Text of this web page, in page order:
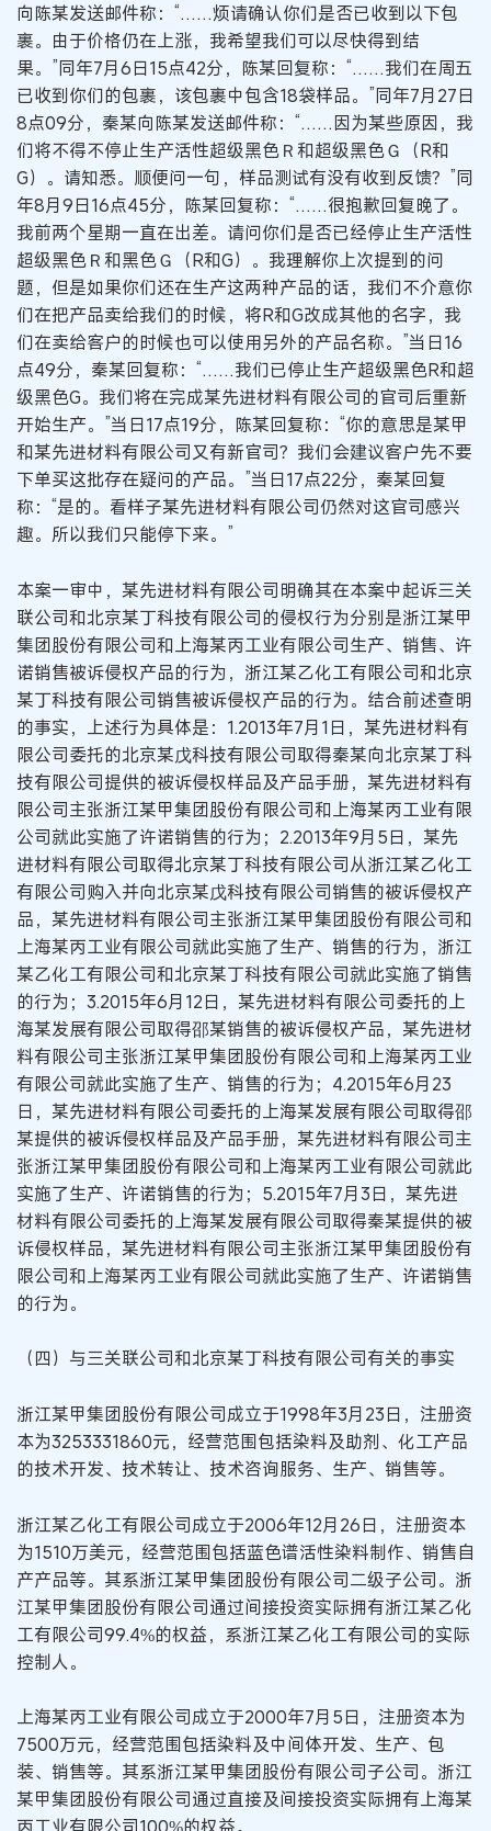
向陈某发送邮件称：“……烦请确认你们是否已收到以下包
裹。由于价格仍在上涨，我希望我们可以尽快得到结
果。”同年7月6日15点42分，陈某回复称：“……我们在周五
已收到你们的包裹，该包裹中包含18袋样品。”同年7月27日
8点09分，秦某向陈某发送邮件称：“……因为某些原因，我
们将不得不停止生产活性超级黑色Ｒ和超级黑色Ｇ（R和
G）。请知悉。顺便问一句，样品测试有没有收到反馈？”同
年8月9日16点45分，陈某回复称：“……很抱歉回复晚了。
我前两个星期一直在出差。请问你们是否已经停止生产活性
超级黑色Ｒ和黑色Ｇ（R和G）。我理解你上次提到的问
题，但是如果你们还在生产这两种产品的话，我们不介意你
们在把产品卖给我们的时候，将R和G改成其他的名字，我
们在卖给客户的时候也可以使用另外的产品名称。”当日16
点49分，秦某回复称：“……我们已停止生产超级黑色R和超
级黑色G。我们将在完成某先进材料有限公司的官司后重新
开始生产。”当日17点19分，陈某回复称：“你的意思是某甲
和某先进材料有限公司又有新官司？我们会建议客户先不要
下单买这批存在疑问的产品。”当日17点22分，秦某回复
称：“是的。看样子某先进材料有限公司仍然对这官司感兴
趣。所以我们只能停下来。”
本案一审中，某先进材料有限公司明确其在本案中起诉三关
联公司和北京某丁科技有限公司的侵权行为分别是浙江某甲
集团股份有限公司和上海某丙工业有限公司生产、销售、许
诺销售被诉侵权产品的行为，浙江某乙化工有限公司和北京
某丁科技有限公司销售被诉侵权产品的行为。结合前述查明
的事实，上述行为具体是：1.2013年7月1日，某先进材料有
限公司委托的北京某戊科技有限公司取得秦某向北京某丁科
技有限公司提供的被诉侵权样品及产品手册，某先进材料有
限公司主张浙江某甲集团股份有限公司和上海某丙工业有限
公司就此实施了许诺销售的行为；2.2013年9月5日，某先
进材料有限公司取得北京某丁科技有限公司从浙江某乙化工
有限公司购入并向北京某戊科技有限公司销售的被诉侵权产
品，某先进材料有限公司主张浙江某甲集团股份有限公司和
上海某丙工业有限公司就此实施了生产、销售的行为，浙江
某乙化工有限公司和北京某丁科技有限公司就此实施了销售
的行为；3.2015年6月12日，某先进材料有限公司委托的上
海某发展有限公司取得邵某销售的被诉侵权产品，某先进材
料有限公司主张浙江某甲集团股份有限公司和上海某丙工业
有限公司就此实施了生产、销售的行为；4.2015年6月23
日，某先进材料有限公司委托的上海某发展有限公司取得邵
某提供的被诉侵权样品及产品手册，某先进材料有限公司主
张浙江某甲集团股份有限公司和上海某丙工业有限公司就此
实施了生产、许诺销售的行为；5.2015年7月3日，某先进
材料有限公司委托的上海某发展有限公司取得秦某提供的被
诉侵权样品，某先进材料有限公司主张浙江某甲集团股份有
限公司和上海某丙工业有限公司就此实施了生产、许诺销售
的行为。
（四）与三关联公司和北京某丁科技有限公司有关的事实
浙江某甲集团股份有限公司成立于1998年3月23日，注册资
本为3253331860元，经营范围包括染料及助剂、化工产品
的技术开发、技术转让、技术咨询服务、生产、销售等。
浙江某乙化工有限公司成立于2006年12月26日，注册资本
为1510万美元，经营范围包括蓝色谱活性染料制作、销售自
产产品等。其系浙江某甲集团股份有限公司二级子公司。浙
江某甲集团股份有限公司通过间接投资实际拥有浙江某乙化
工有限公司99.4%的权益，系浙江某乙化工有限公司的实际
控制人。
上海某丙工业有限公司成立于2000年7月5日，注册资本为
7500万元，经营范围包括染料及中间体开发、生产、包
装、销售等。其系浙江某甲集团股份有限公司子公司。浙江
某甲集团股份有限公司通过直接及间接投资实际拥有上海某